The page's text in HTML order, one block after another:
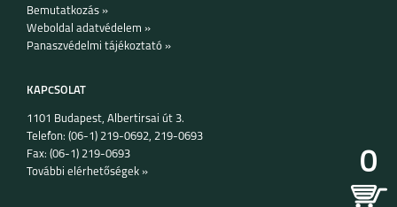
Bemutatkozás »
Weboldal adatvédelem »
Panaszvédelmi tájékoztató »
KAPCSOLAT
1101 Budapest, Albertirsai út 3.
Telefon: (06-1) 219-0692, 219-0693
Fax: (06-1) 219-0693
További elérhetőségek »
0